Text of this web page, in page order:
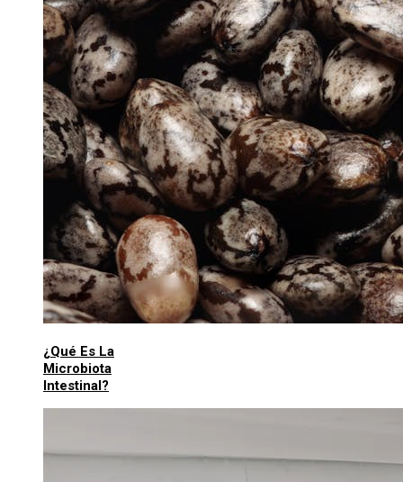
¿Qué Es La
Microbiota
Intestinal?